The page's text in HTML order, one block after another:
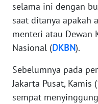
selama ini dengan
saat ditanya apakah
menteri atau Dewan
Nasional (DKBN).
Sebelumnya pada
Jakarta Pusat,
sempat
WN
JABAR
WN
WN
NTT